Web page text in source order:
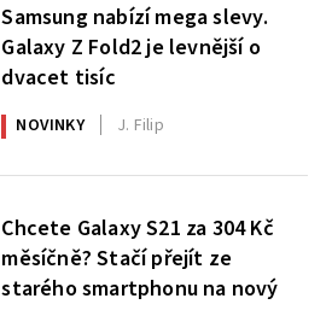
Samsung nabízí mega slevy.
Galaxy Z Fold2 je levnější o
dvacet tisíc
NOVINKY J. Filip
Chcete Galaxy S21 za 304 Kč
měsíčně? Stačí přejít ze
starého smartphonu na nový